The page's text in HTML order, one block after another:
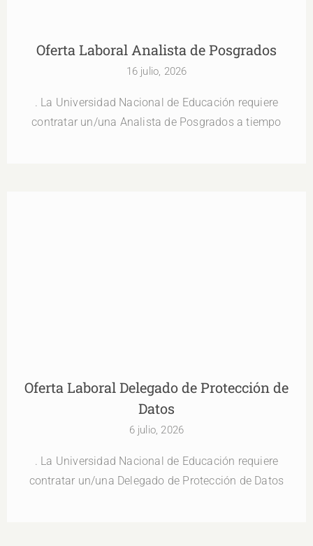
Oferta Laboral Analista de Posgrados
16 julio, 2026
. La Universidad Nacional de Educación requiere
contratar un/una Analista de Posgrados a tiempo
Oferta Laboral Delegado de Protección de
Datos
6 julio, 2026
. La Universidad Nacional de Educación requiere
contratar un/una Delegado de Protección de Datos